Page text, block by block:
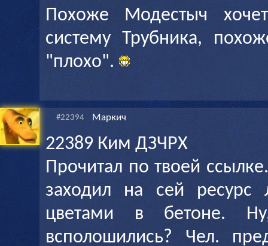
Похоже Модестыч
систему Трубника,
"плохо".
#22394 Маркич
22389 Ким ДЗЧРХ
Прочитал по твоей
заходил на сей ресурс
цветами в бетоне.
всполошились? Чел.